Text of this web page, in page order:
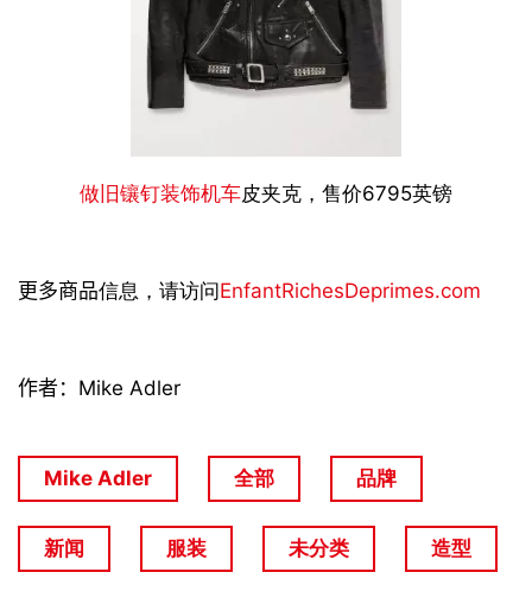
做旧镶钉装饰机车皮夹克，售价6795英镑
更多商品信息，请访问EnfantRichesDeprimes.com
作者： Mike Adler
Mike Adler 全部 品牌
新闻 服装 未分类 造型